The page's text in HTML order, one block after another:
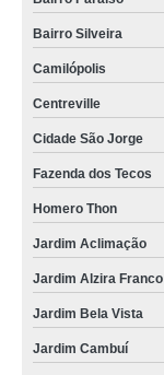
Bairro Silveira
Camilópolis
Centreville
Cidade São Jorge
Fazenda dos Tecos
Homero Thon
Jardim Aclimação
Jardim Alzira Franco
Jardim Bela Vista
Jardim Cambuí